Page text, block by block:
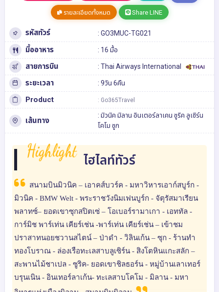
รายละเอียดทั้งหมด Share LINE
รหัสทัวร์ : GO3MUC-TG021
มื้ออาหาร : 16 มื้อ
สายการบิน : Thai Airways International
ระยะเวลา : 9วัน 6คืน
Product : Go365Travel
เส้นทาง
: มิวนิค มิลาน อินเตอร์ลาเคน ซูริค ลูเซิร์น
โคโม ซูก
Highlight ไฮไลท์ทัวร์
สนามบินมิวนิค – เอาคส์บวร์ค - มหาวิหารเอาก์สบูร์ก -
มิวนิค - BMW Welt - พระราชวังนิมเฟนบูร์ก - จัตุรัสมาเรียน
พลาทซ์– ยอดเขาซุกสปิตเซ่ – โอเบอร์รามาเกา - เอททัล -
การ์มิช พาร์เท่น เคียร์เช่น -พาร์เท่น เคียร์เช่น – เข้าชม
ปราสาทนอยชวานสไตน์ – ป่าดำ - วิลินเก้น – ซุก - ร้านทำ
ทองโบราณ - ล่องเรือทะเลสาบลูเซิร์น - สิงโตหินแกะสลัก –
สะพานไม้ชาเปล - ซูริค- ยอดเขาชิลธอร์น - หมู่บ้านเลาเทอร์
บรุนเนิน - อินเทอร์ลาเก้น- ทะเลสาบโคโม - มิลาน - มหา